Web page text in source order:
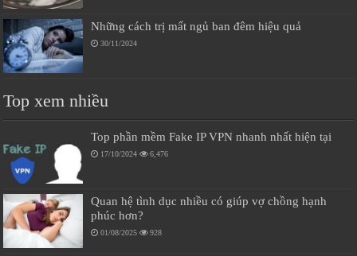
Những cách trị mất ngủ ban đêm hiệu quả
30/11/2024
Top xem nhiều
Top phần mềm Fake IP VPN nhanh nhất hiện tại
17/10/2024 6,476
Quan hệ tình dục nhiều có giúp vợ chồng hạnh
phúc hơn?
01/08/2025 928